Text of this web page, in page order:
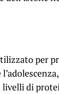
per
di